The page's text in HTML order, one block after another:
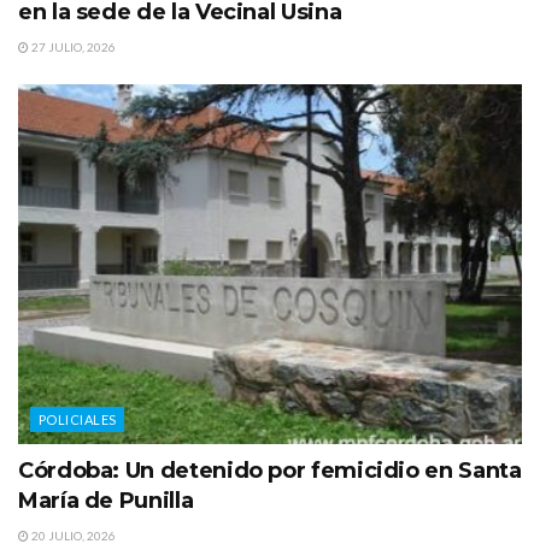
en la sede de la Vecinal Usina
27 JULIO, 2026
POLICIALES
Córdoba: Un detenido por femicidio en Santa
María de Punilla
20 JULIO, 2026